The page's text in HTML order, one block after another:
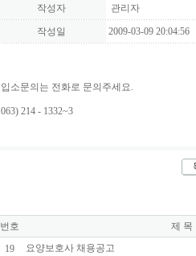
작성자 관리자
작성일 2009-03-09 20:04:56
입소문의는 전화로 문의주세요.
063) 214 - 1332~3
번호
제 목
19
요양보호사 채용공고